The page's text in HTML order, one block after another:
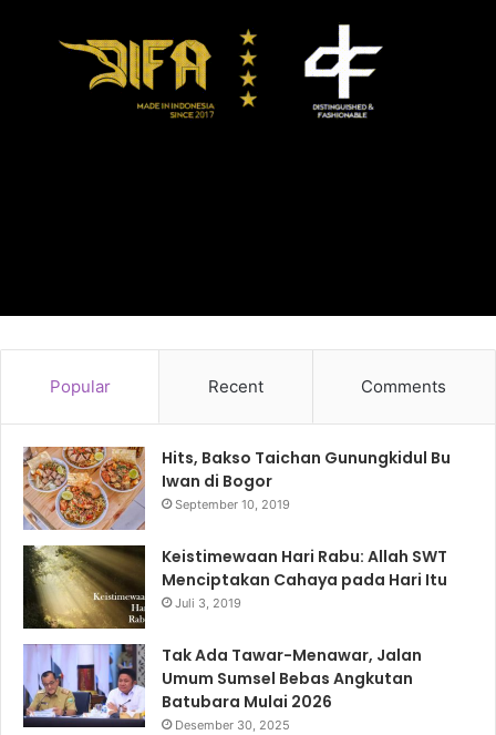
Popular Recent Comments
Hits, Bakso Taichan Gunungkidul Bu
Iwan di Bogor
September 10, 2019
Keistimewaan Hari Rabu: Allah SWT
Menciptakan Cahaya pada Hari Itu
Juli 3, 2019
Tak Ada Tawar-Menawar, Jalan
Umum Sumsel Bebas Angkutan
Batubara Mulai 2026
Desember 30, 2025